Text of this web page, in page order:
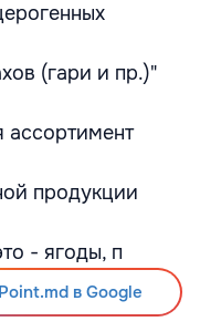
(гари и пр.)"
ассортимент
продукции
- ягоды, п
в Google